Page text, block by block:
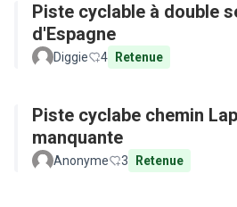
Piste cyclable à double
d'Espagne
Diggie 4 Retenue
Piste cyclabe chemin
manquante
Anonyme 3 Retenue